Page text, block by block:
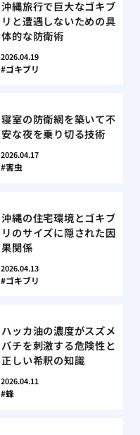
沖縄旅行で巨大なゴキブ
リと遭遇しないための具
体的な防衛術
2026.04.19
ゴキブリ
寝室の防衛網を築いて不
安な夜を乗り切る技術
2026.04.17
害虫
沖縄の住宅環境とゴキブ
リのサイズに隠された因
果関係
2026.04.13
ゴキブリ
ハッカ油の濃度がスズメ
バチを刺激する危険性と
正しい希釈の知識
2026.04.11
蜂